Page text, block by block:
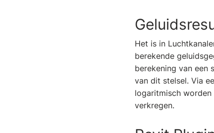
Het is in
berekende
berekening van een
van dit stelsel. Via
logaritmisch worden
verkregen.